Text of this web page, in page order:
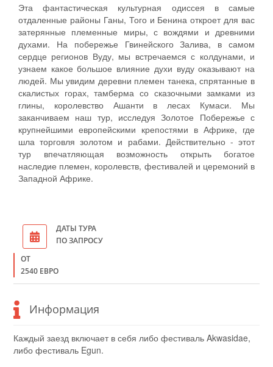
Эта фантастическая культурная одиссея в самые
отдаленные районы Ганы, Того и Бенина откроет для вас
затерянные племенные миры, с вождями и древними
духами. На побережье Гвинейского Залива, в самом
сердце регионов Вуду, мы встречаемся с колдунами, и
узнаем какое большое влияние духи вуду оказывают на
людей. Мы увидим деревни племен танека, спрятанные в
скалистых горах, тамберма со сказочными замками из
глины, королевство Ашанти в лесах Кумаси. Мы
заканчиваем наш тур, исследуя Золотое Побережье с
крупнейшими европейскими крепостями в Африке, где
шла торговля золотом и рабами. Действительно - этот
тур впечатляющая возможность открыть богатое
наследие племен, королевств, фестивалей и церемоний в
Западной Африке.
ДАТЫ ТУРА
ПО ЗАПРОСУ
ОТ
2540 ЕВРО
Информация
Каждый заезд включает в себя либо фестиваль Akwasidae,
либо фестиваль Egun.